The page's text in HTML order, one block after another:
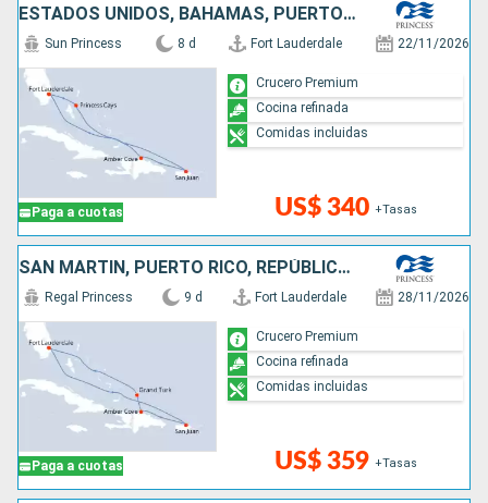
ESTADOS UNIDOS, BAHAMAS, PUERTO RICO, REPÚBLICA DOMINICANA
Paga a cuotas
Sun Princess 8 d Fort Lauderdale 22/11/2026
US$ 340 +Tasas
Crucero Premium
Cocina refinada
Comidas incluidas
SAN MARTÍN, PUERTO RICO, REPÚBLICA DOMINICANA, ESTADOS UNIDOS
Paga a cuotas
Regal Princess 9 d Fort Lauderdale 28/11/2026
US$ 359 +Tasas
Crucero Premium
Cocina refinada
Comidas incluidas